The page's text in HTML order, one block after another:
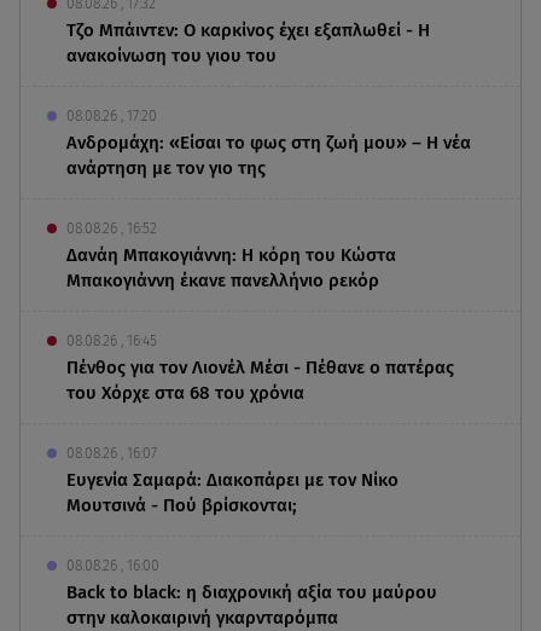
Τζο Μπάιντεν: Ο καρκίνος έχει εξαπλωθεί - Η
ανακοίνωση του γιου του
08.08.26 , 17:20
Ανδρομάχη: «Είσαι το φως στη ζωή μου» – Η νέα
ανάρτηση με τον γιο της
08.08.26 , 16:52
Δανάη Μπακογιάννη: Η κόρη του Κώστα
Μπακογιάννη έκανε πανελλήνιο ρεκόρ
08.08.26 , 16:45
Πένθος για τον Λιονέλ Μέσι - Πέθανε ο πατέρας
του Χόρχε στα 68 του χρόνια
08.08.26 , 16:07
Ευγενία Σαμαρά: Διακοπάρει με τον Νίκο
Μουτσινά - Πού βρίσκονται;
08.08.26 , 16:00
Back to black: η διαχρονική αξία του μαύρου
στην καλοκαιρινή γκαρνταρόμπα